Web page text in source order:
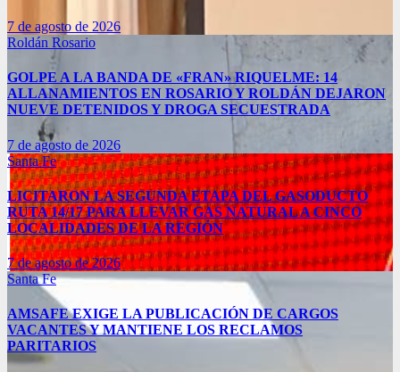
7 de agosto de 2026
Roldán Rosario
GOLPE A LA BANDA DE «FRAN» RIQUELME: 14
ALLANAMIENTOS EN ROSARIO Y ROLDÁN DEJARON
NUEVE DETENIDOS Y DROGA SECUESTRADA
7 de agosto de 2026
Santa Fe
LICITARON LA SEGUNDA ETAPA DEL GASODUCTO
RUTA 14/17 PARA LLEVAR GAS NATURAL A CINCO
LOCALIDADES DE LA REGIÓN
7 de agosto de 2026
Santa Fe
AMSAFE EXIGE LA PUBLICACIÓN DE CARGOS
VACANTES Y MANTIENE LOS RECLAMOS
PARITARIOS